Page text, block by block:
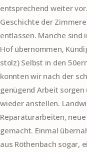
entsprechend weiter
Geschichte der
entlassen. Manche sind
Hof übernommen,
stolz) Selbst in den
konnten wir nach der
genügend Arbeit
wieder anstellen.
Reparaturarbeiten,
gemacht. Einmal
aus Röthenbach sogar,